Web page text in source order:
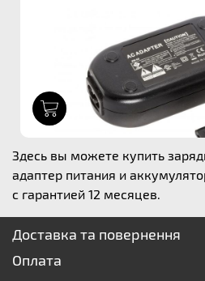
Здесь вы можете купить
адаптер питания и
с гарантией 12 месяцев.
Доставка та повернення
Оплата